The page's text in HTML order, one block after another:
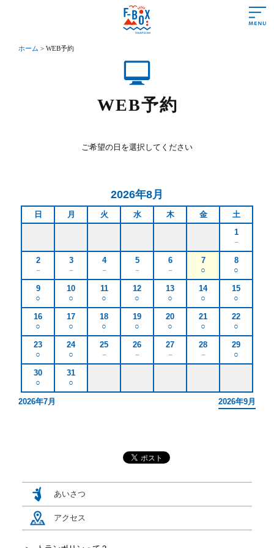
ホーム > WEB予約
WEB予約
ご希望の日を選択してください
2026年8月
日 月 火 水 木 金
土
1
－
2
－
3
－
4
－
5
－
6
－
7
○
8
○
9
○
10
○
11
○
12
○
13
○
14
○
15
○
16
○
17
○
18
○
19
○
20
○
21
○
22
○
23
○
24
○
25
－
26
－
27
－
28
－
29
○
30
○
31
○
2026年7月 2026年9月
あいさつ
アクセス
遊び方＆ルール
初めての方
電話をかける
メールで問合せる